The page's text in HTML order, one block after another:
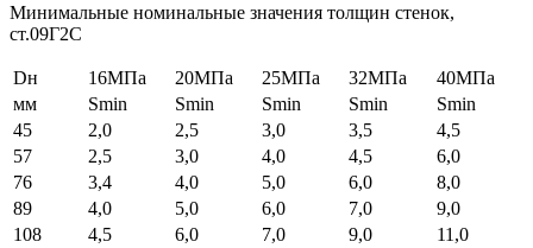
Минимальные номинальные значения толщин стенок,
ст.09Г2С
Dн 16МПа 20МПа 25МПа 32МПа
40МПа
мм
Smin Smin Smin Smin
Smin
45
2,0 2,5 3,0 3,5
4,5
57
2,5 3,0 4,0 4,5
6,0
76
3,4 4,0 5,0 6,0
8,0
89
4,0 5,0 6,0 7,0
9,0
108
4,5 6,0 7,0 9,0
11,0